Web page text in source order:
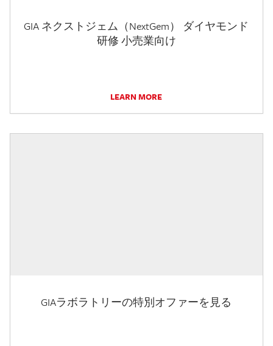
GIA ネクストジェム（NextGem） ダイヤモンド
研修 小売業向け
LEARN MORE
GIAラボラトリーの特別オファーを見る